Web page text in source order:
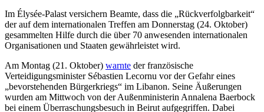
Im Élysée-Palast versichern Beamte, dass die „Rückverfolgbarkeit“
der auf dem internationalen Treffen am Donnerstag (24. Oktober)
gesammelten Hilfe durch die über 70 anwesenden internationalen
Organisationen und Staaten gewährleistet wird.
Am Montag (21. Oktober) warnte der französische
Verteidigungsminister Sébastien Lecornu vor der Gefahr eines
„bevorstehenden Bürgerkriegs“ im Libanon. Seine Äußerungen
wurden am Mittwoch von der Außenministerin Annalena Baerbock
bei einem Überraschungsbesuch in Beirut aufgegriffen. Dabei